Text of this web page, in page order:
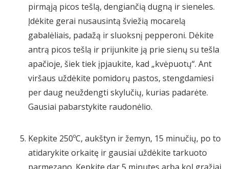
pirmąją picos tešlą, dengiančią dugną ir sieneles.
Įdėkite gerai nusausintą šviežią mocarelą
gabalėliais, padažą ir sluoksnį pepperoni. Dėkite
antrą picos tešlą ir prijunkite ją prie sienų su tešla
apačioje, šiek tiek įpjaukite, kad „kvėpuotų“. Ant
viršaus uždėkite pomidorų pastos, stengdamiesi
per daug neuždengti skylučių, kurias padarėte.
Gausiai pabarstykite raudonėlio.
Kepkite 250ºC, aukštyn ir žemyn, 15 minučių, po to
atidarykite orkaitę ir gausiai uždėkite tarkuoto
parmezano. Kepkite dar 5 minutes arba kol gražiai